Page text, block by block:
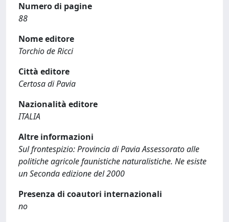
Numero di pagine
88
Nome editore
Torchio de Ricci
Città editore
Certosa di Pavia
Nazionalità editore
ITALIA
Altre informazioni
Sul frontespizio: Provincia di Pavia Assessorato alle
politiche agricole faunistiche naturalistiche. Ne esiste
un Seconda edizione del 2000
Presenza di coautori internazionali
no